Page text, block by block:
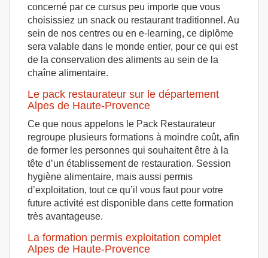
concerné par ce cursus peu importe que vous
choisissiez un snack ou restaurant traditionnel. Au
sein de nos centres ou en e-learning, ce diplôme
sera valable dans le monde entier, pour ce qui est
de la conservation des aliments au sein de la
chaîne alimentaire.
Le pack restaurateur sur le département
Alpes de Haute-Provence
Ce que nous appelons le Pack Restaurateur
regroupe plusieurs formations à moindre coût, afin
de former les personnes qui souhaitent être à la
tête d’un établissement de restauration. Session
hygiène alimentaire, mais aussi permis
d’exploitation, tout ce qu’il vous faut pour votre
future activité est disponible dans cette formation
très avantageuse.
La formation permis exploitation complet
Alpes de Haute-Provence